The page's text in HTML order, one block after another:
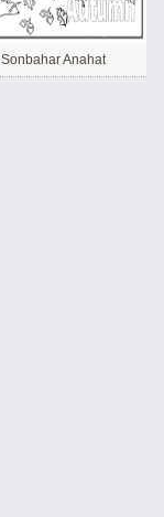
Sonbahar Anahat